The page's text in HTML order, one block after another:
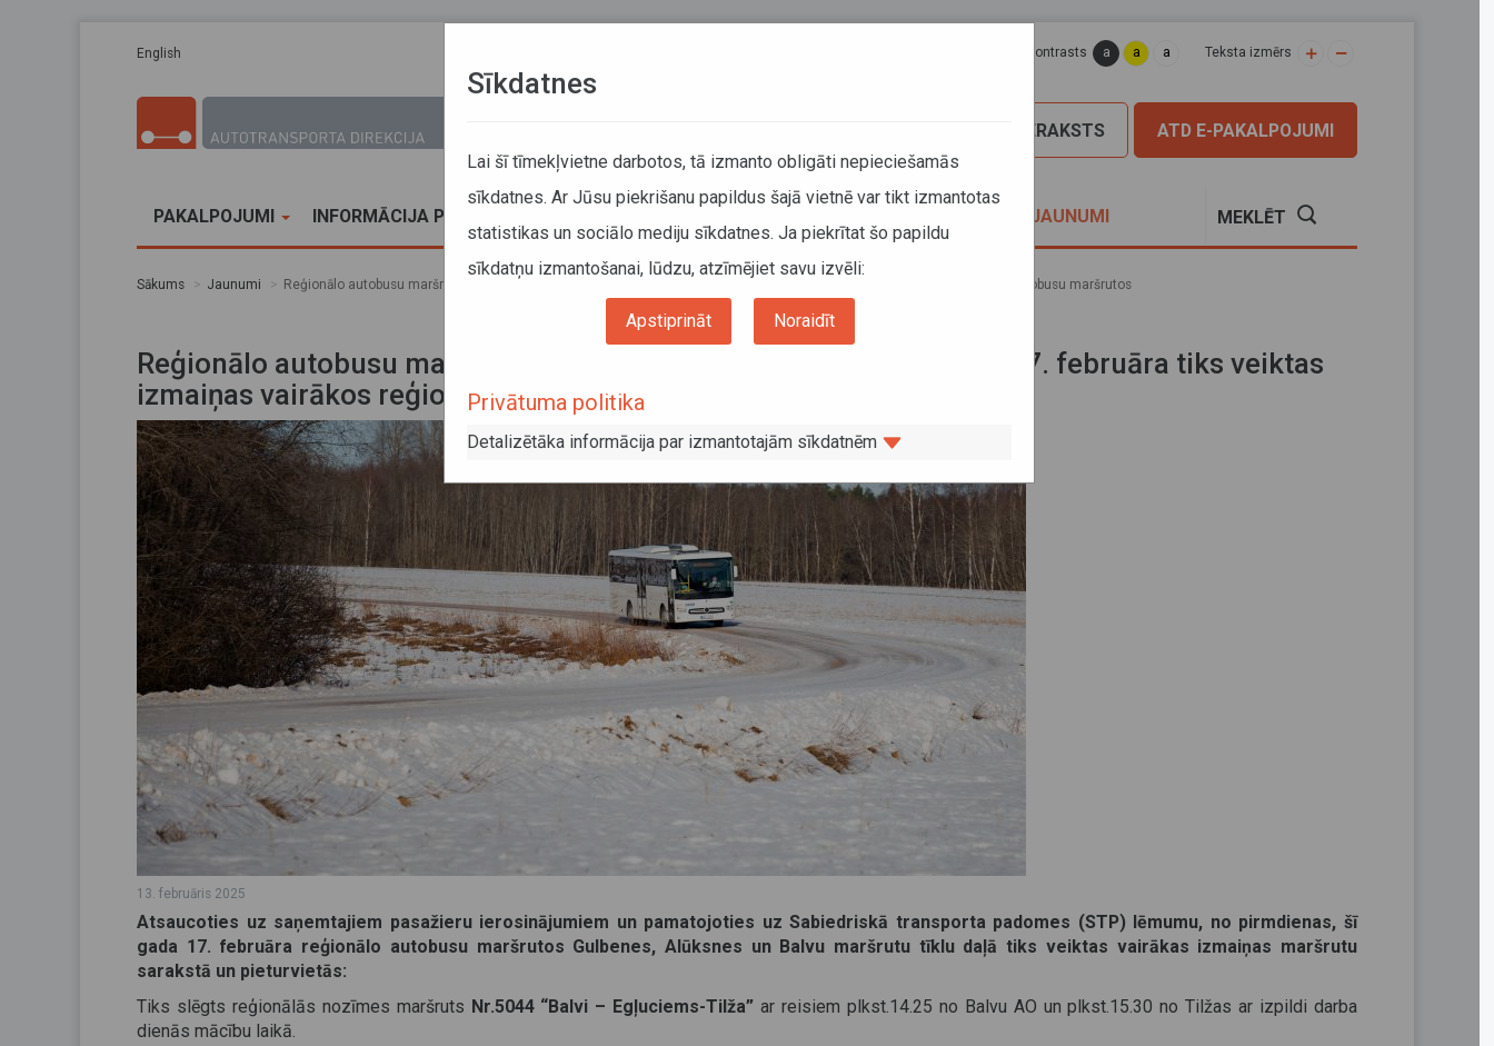
English Lapas kontrasts a a a Teksta izmērs
ATD E-PAKALPOJUMI
PIERAKSTS
PAKALPOJUMI INFORMĀCIJA PĀRVADĀTĀJIEM JAUNUMI MEKLĒT
Sākums Jaunumi Reģionālo autobusu maršrutu tīkla daļā Gulbene, Alūksne, Balvi no 17. februāra tiks veiktas izmaiņas vairākos reģionālo autobusu maršrutos
Reģionālo autobusu maršrutu tīkla daļā Gulbene, Alūksne, Balvi no 17. februāra tiks veiktas
izmaiņas vairākos reģionālo autobusu maršrutos
13. februāris 2025
Atsaucoties uz saņemtajiem pasažieru ierosinājumiem un pamatojoties uz Sabiedriskā transporta padomes (STP) lēmumu, no pirmdienas, šī
gada 17. februāra reģionālo autobusu maršrutos Gulbenes, Alūksnes un Balvu maršrutu tīklu daļā tiks veiktas vairākas izmaiņas maršrutu
sarakstā un pieturvietās:
Tiks slēgts reģionālās nozīmes maršruts Nr.5044 “Balvi – Egļuciems-Tilža”ar reisiem plkst.14.25 no Balvu AO un plkst.15.30 no Tilžas ar izpildi darba
dienās mācību laikā.
Sīkdatnes
Lai šī tīmekļvietne darbotos, tā izmanto obligāti nepieciešamās
sīkdatnes. Ar Jūsu piekrišanu papildus šajā vietnē var tikt izmantotas
statistikas un sociālo mediju sīkdatnes. Ja piekrītat šo papildu
sīkdatņu izmantošanai, lūdzu, atzīmējiet savu izvēli:
Apstiprināt Noraidīt
Privātuma politika
Detalizētāka informācija par izmantotajām sīkdatnēm